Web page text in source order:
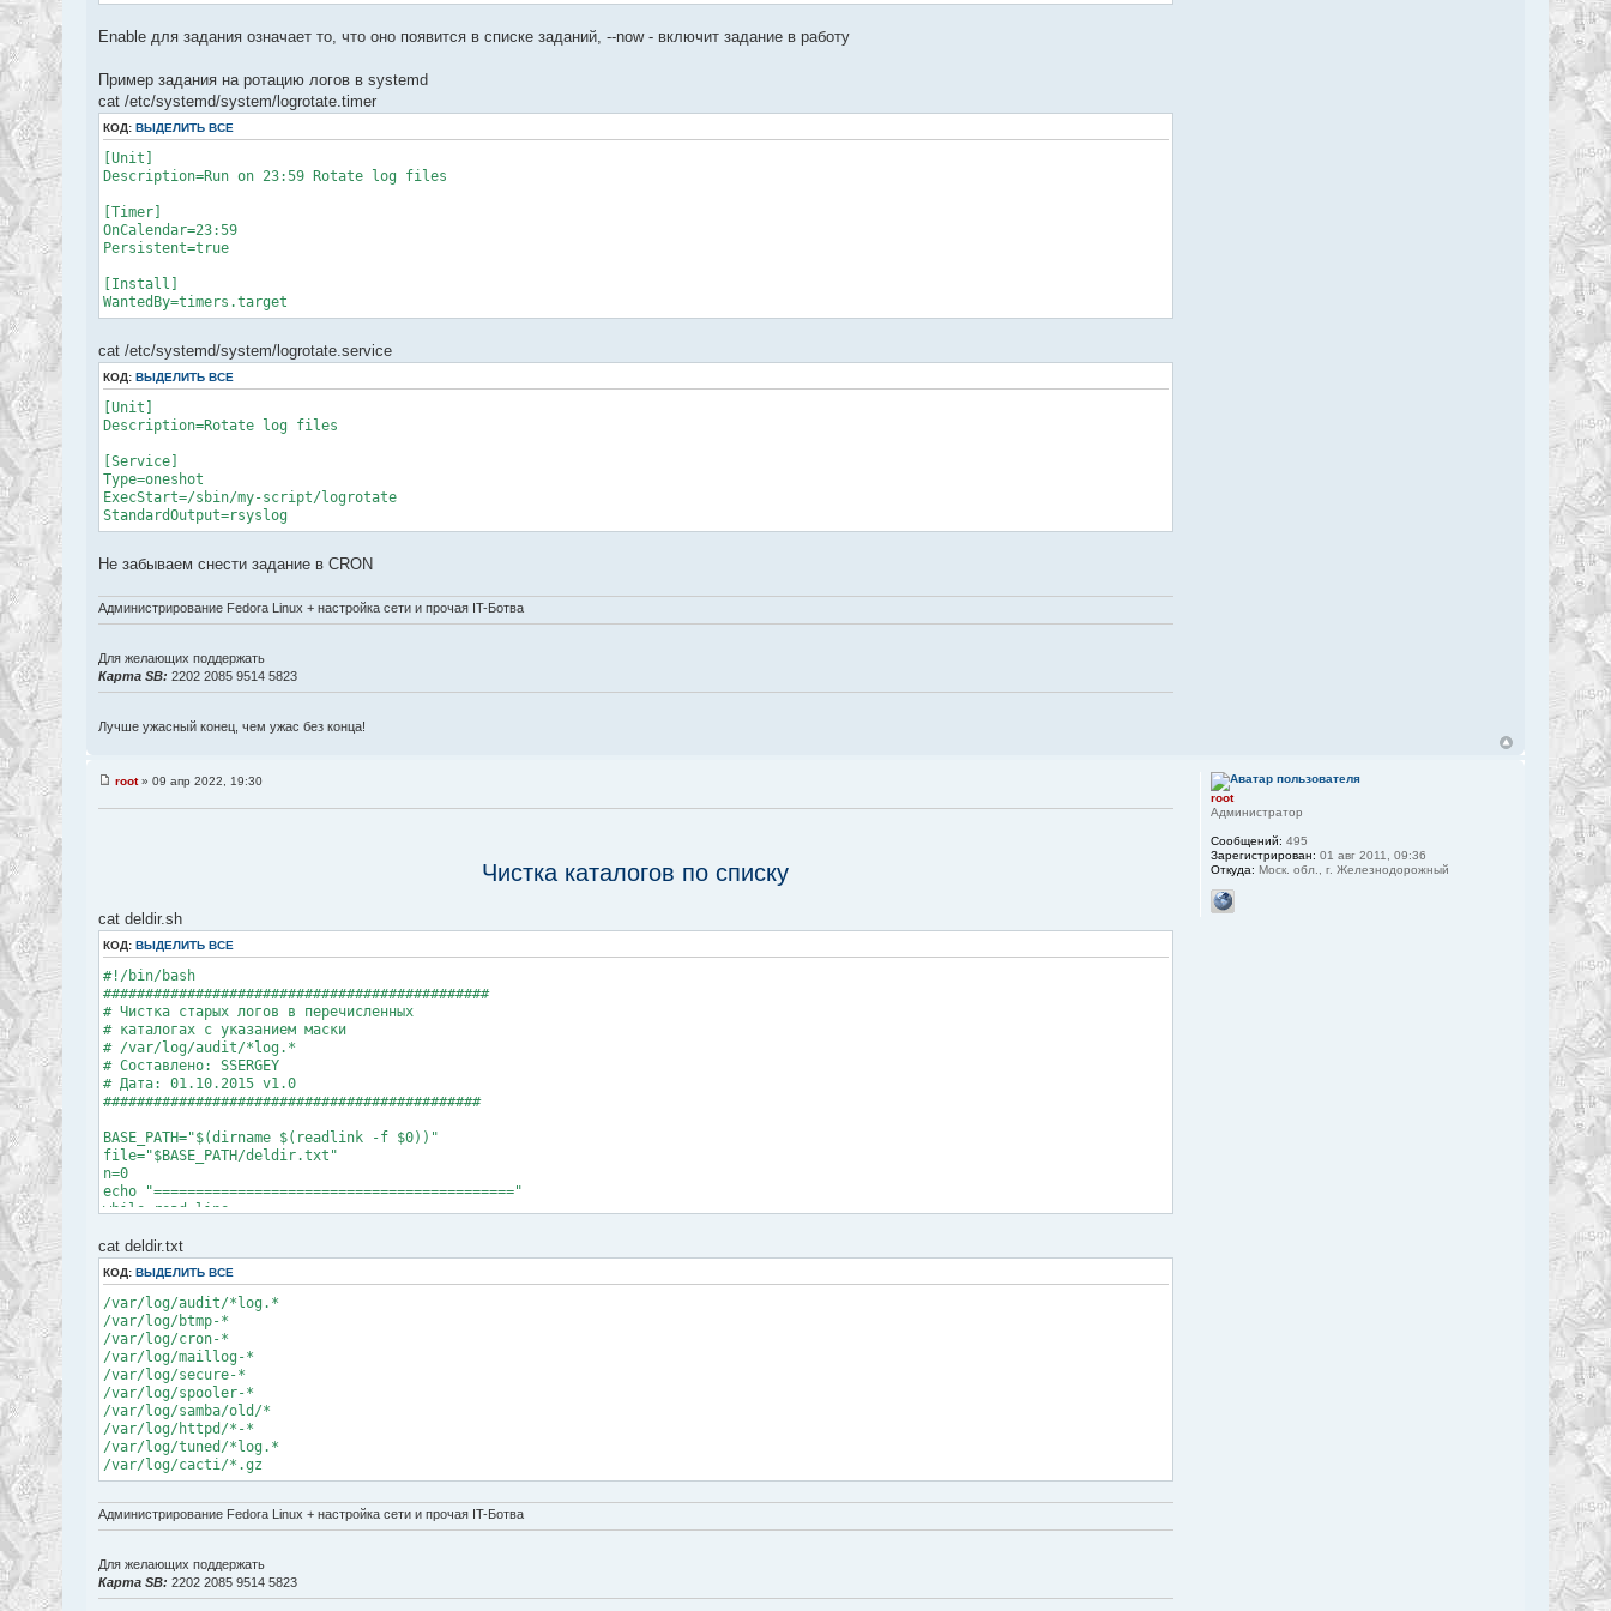
tar -zcf $BACKUP_PATH$DATE/`date +%H-%M`.doc.tar doc
tar -zcf $BACKUP_PATH$DATE/`date +%H-%M`.scripts.tar SH
tar -zcf $BACKUP_PATH$DATE/`date +%H-%M`.my-script.tar my-script
Enable для задания означает то, что оно появится в списке заданий, --now - включит задание в работу
Пример задания на ротацию логов в systemd
cat /etc/systemd/system/logrotate.timer
КОД: ВЫДЕЛИТЬ ВСЕ
[Unit]
Description=Run on 23:59 Rotate log files
[Timer]
OnCalendar=23:59
Persistent=true
[Install]
WantedBy=timers.target
cat /etc/systemd/system/logrotate.service
КОД: ВЫДЕЛИТЬ ВСЕ
[Unit]
Description=Rotate log files
[Service]
Type=oneshot
ExecStart=/sbin/my-script/logrotate
StandardOutput=rsyslog
Не забываем снести задание в CRON
Администрирование Fedora Linux + настройка сети и прочая IT-Ботва
Для желающих поддержать
Карта SB: 2202 2085 9514 5823
Лучше ужасный конец, чем ужас без конца!
root» 09 апр 2022, 19:30
Чистка каталогов по списку
cat deldir.sh
КОД: ВЫДЕЛИТЬ ВСЕ
#!/bin/bash
##############################################
# Чистка старых логов в перечисленных
# каталогах с указанием маски
# /var/log/audit/*log.*
# Составлено: SSERGEY
# Дата: 01.10.2015 v1.0
#############################################
BASE_PATH="$(dirname $(readlink -f $0))"
file="$BASE_PATH/deldir.txt"
n=0
echo "==========================================="
while read line
case $line in
[\/]* )
#rm -f $line
((++n))
;;
esac
done < $file
echo "Очищено $n каталогов перечисленных в $file"
echo "==========================================="
cat deldir.txt
КОД: ВЫДЕЛИТЬ ВСЕ
/var/log/audit/*log.*
/var/log/btmp-*
/var/log/cron-*
/var/log/maillog-*
/var/log/secure-*
/var/log/spooler-*
/var/log/samba/old/*
/var/log/httpd/*-*
/var/log/tuned/*log.*
/var/log/cacti/*.gz
Администрирование Fedora Linux + настройка сети и прочая IT-Ботва
Для желающих поддержать
Карта SB: 2202 2085 9514 5823
root
Администратор
Сообщений: 495
Зарегистрирован: 01 авг 2011, 09:36
Откуда: Моск. обл., г. Железнодорожный